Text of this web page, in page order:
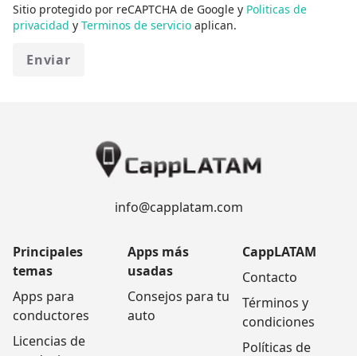
Sitio protegido por reCAPTCHA de Google y Politicas de
privacidad y Terminos de servicio aplican.
Enviar
info@capplatam.com
Principales
temas
Apps para
conductores
Licencias de
Apps más
usadas
Consejos para tu
auto
CappLATAM
Contacto
Términos y
condiciones
Políticas de